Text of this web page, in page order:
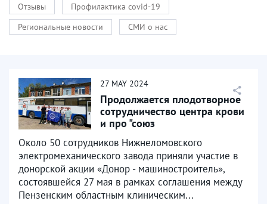
Отзывы
Профилактика covid-19
Региональные новости
СМИ о нас
27 MAY 2024
Продолжается плодотворное
сотрудничество центра крови
и про "союз
Около 50 сотрудников Нижнеломовского
электромеханического завода приняли участие в
донорской акции «Донор - машиностроитель»,
состоявшейся 27 мая в рамках соглашения между
Пензенским областным клиническим...